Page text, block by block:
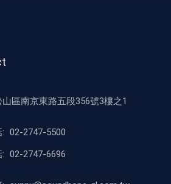
區南京東路五段356號3樓之1
02-2747-5500
02-2747-6696